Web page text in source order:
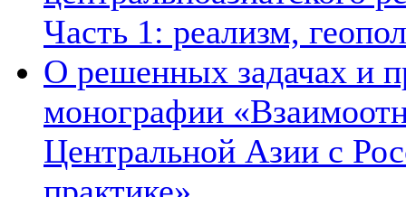
Часть 1: реализм,
О решенных задачах и
монографии
Центральной Азии с